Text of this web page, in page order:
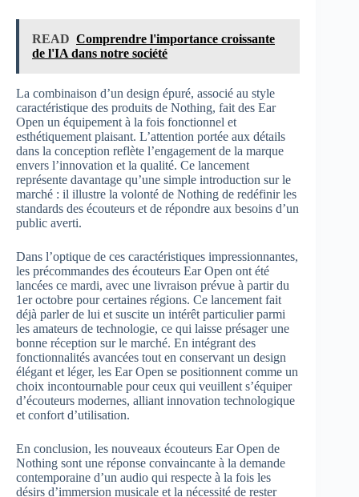
READ Comprendre l'importance croissante
de l'IA dans notre société
La combinaison d’un design épuré, associé au style
caractéristique des produits de Nothing, fait des Ear
Open un équipement à la fois fonctionnel et
esthétiquement plaisant. L’attention portée aux détails
dans la conception reflète l’engagement de la marque
envers l’innovation et la qualité. Ce lancement
représente davantage qu’une simple introduction sur le
marché : il illustre la volonté de Nothing de redéfinir les
standards des écouteurs et de répondre aux besoins d’un
public averti.
Dans l’optique de ces caractéristiques impressionnantes,
les précommandes des écouteurs Ear Open ont été
lancées ce mardi, avec une livraison prévue à partir du
1er octobre pour certaines régions. Ce lancement fait
déjà parler de lui et suscite un intérêt particulier parmi
les amateurs de technologie, ce qui laisse présager une
bonne réception sur le marché. En intégrant des
fonctionnalités avancées tout en conservant un design
élégant et léger, les Ear Open se positionnent comme un
choix incontournable pour ceux qui veuillent s’équiper
d’écouteurs modernes, alliant innovation technologique
et confort d’utilisation.
En conclusion, les nouveaux écouteurs Ear Open de
Nothing sont une réponse convaincante à la demande
contemporaine d’un audio qui respecte à la fois les
désirs d’immersion musicale et la nécessité de rester